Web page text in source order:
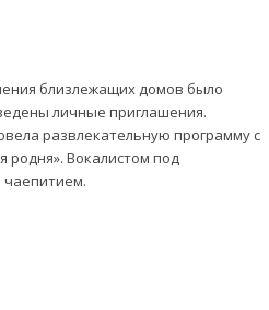
близлежащих домов было
личные приглашения.
развлекательную программу с
родня». Вокалистом под
чаепитием.